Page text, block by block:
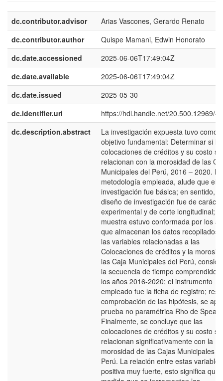
dc.contributor.advisor
Arias Vascones, Gerardo Renato
dc.contributor.author
Quispe Mamani, Edwin Honorato
dc.date.accessioned
2025-06-06T17:49:04Z
dc.date.available
2025-06-06T17:49:04Z
dc.date.issued
2025-05-30
dc.identifier.uri
https://hdl.handle.net/20.500.12969/
dc.description.abstract
La investigación expuesta tuvo como
objetivo fundamental: Determinar si
colocaciones de créditos y su costo se
relacionan con la morosidad de las
Municipales del Perú, 2016 – 2020. La
metodología empleada, alude que el
investigación fue básica; en sentido, el
diseño de investigación fue de
experimental y de corte longitudinal; la
muestra estuvo conformada por los
que almacenan los datos recopilados
las variables relacionadas a las
Colocaciones de créditos y la
las Caja Municipales del Perú,
la secuencia de tiempo comprendido
los años 2016-2020; el instrumento
empleado fue la ficha de registro;
comprobación de las hipótesis, se
prueba no paramétrica Rho de
Finalmente, se concluye que las
colocaciones de créditos y su costo se
relacionan significativamente con la
morosidad de las Cajas Municipales
Perú. La relación entre estas
positiva muy fuerte, esto significa que